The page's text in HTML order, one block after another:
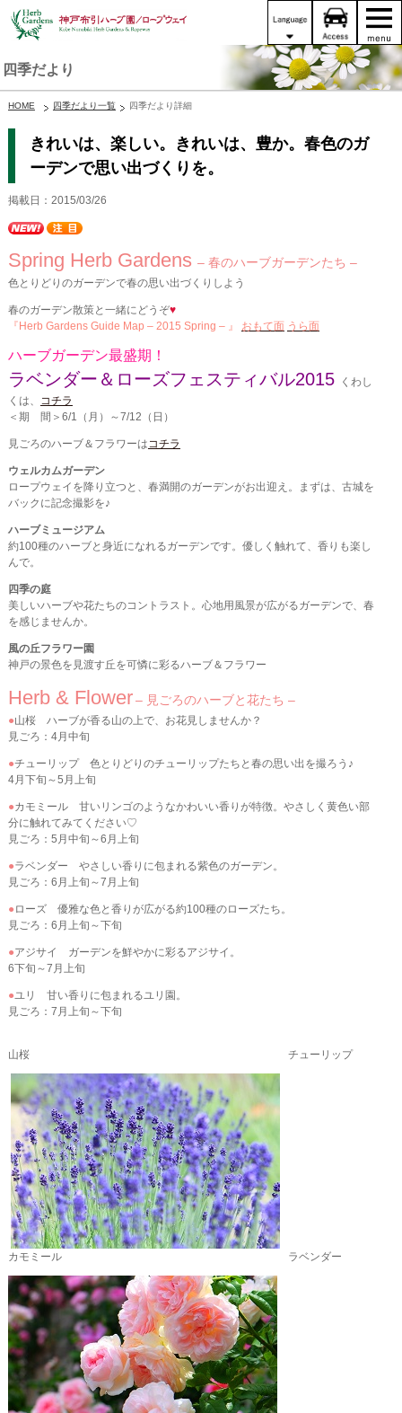
四季だより
HOME 四季だより一覧 四季だより詳細
きれいは、楽しい。きれいは、豊か。春色のガ
ーデンで思い出づくりを。
掲載日：2015/03/26
Spring Herb Gardens – 春のハーブガーデンたち –
色とりどりのガーデンで春の思い出づくりしよう
春のガーデン散策と一緒にどうぞ♥
『Herb Gardens Guide Map – 2015 Spring – 』
おもて面 うら面
ハーブガーデン最盛期！
ラベンダー＆ローズフェスティバル2015
くわし
くは、 コチラ
＜期 間＞6/1（月）～7/12（日）
見ごろのハーブ＆フラワーはコチラ
ウェルカムガーデン
ロープウェイを降り立つと、春満開のガーデンがお出迎え。まずは、古城を
バックに記念撮影を♪
ハーブミュージアム
約100種のハーブと身近になれるガーデンです。優しく触れて、香りも楽し
んで。
四季の庭
美しいハーブや花たちのコントラスト。心地用風景が広がるガーデンで、春
を感じませんか。
風の丘フラワー園
神戸の景色を見渡す丘を可憐に彩るハーブ＆フラワー
Herb & Flower– 見ごろのハーブと花たち –
●山桜 ハーブが香る山の上で、お花見しませんか？
見ごろ：4月中旬
●チューリップ 色とりどりのチューリップたちと春の思い出を撮ろう♪
4月下旬～5月上旬
●カモミール 甘いリンゴのようなかわいい香りが特徴。やさしく黄色い部
分に触れてみてください♡
見ごろ：5月中旬～6月上旬
●ラベンダー やさしい香りに包まれる紫色のガーデン。
見ごろ：6月上旬～7月上旬
● ローズ 優雅な色と香りが広がる約100種のローズたち。
見ごろ：6月上旬～下旬
●アジサイ ガーデンを鮮やかに彩るアジサイ。
6下旬～7月上旬
●ユリ 甘い香りに包まれるユリ園。
見ごろ：7月上旬～下旬
山桜 チューリップ
カモミール ラベンダー